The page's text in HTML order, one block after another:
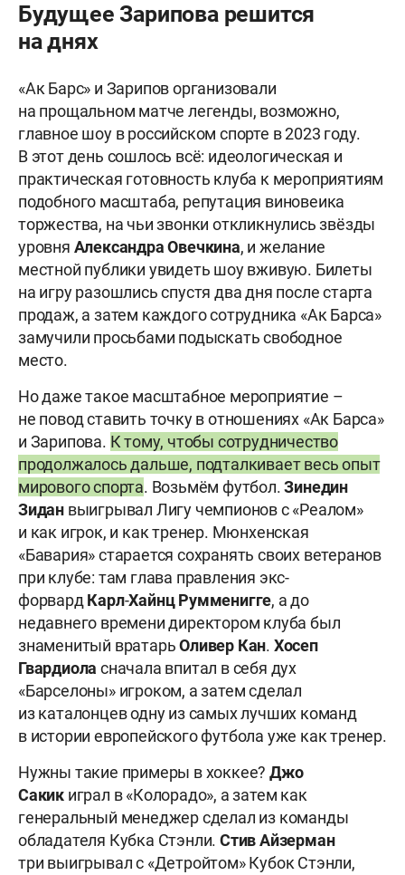
Будущее Зарипова решится
на днях
«Ак Барс» и Зарипов организовали
на прощальном матче легенды, возможно,
главное шоу в российском спорте в 2023 году.
В этот день сошлось всё: идеологическая и
практическая готовность клуба к мероприятиям
подобного масштаба, репутация виновеика
торжества, на чьи звонки откликнулись звёзды
уровня АлександраОвечкина, и желание
местной публики увидеть шоу вживую. Билеты
на игру разошлись спустя два дня после старта
продаж, а затем каждого сотрудника «Ак Барса»
замучили просьбами подыскать свободное
место.
Но даже такое масштабное мероприятие –
не повод ставить точку в отношениях «Ак Барса»
и Зарипова. К тому, чтобы сотрудничество
продолжалось дальше, подталкивает весь опыт
мирового спорта. Возьмём футбол.Зинедин
Зидан выигрывал Лигу чемпионов с «Реалом»
и как игрок, и как тренер. Мюнхенская
«Бавария» старается сохранять своих ветеранов
при клубе: там глава правления экс-
форвардКарл-ХайнцРумменигге, а до
недавнего времени директором клуба был
знаменитый вратарьОливер Кан. Хосеп
Гвардиоласначала впитал в себя дух
«Барселоны» игроком, а затем сделал
из каталонцев одну из самых лучших команд
в истории европейского футбола уже как тренер.
Нужны такие примеры в хоккее?Джо
Сакик играл в «Колорадо», а затем как
генеральный менеджер сделал из команды
обладателя Кубка Стэнли.СтивАйзерман
три выигрывал с «Детройтом» Кубок Стэнли,